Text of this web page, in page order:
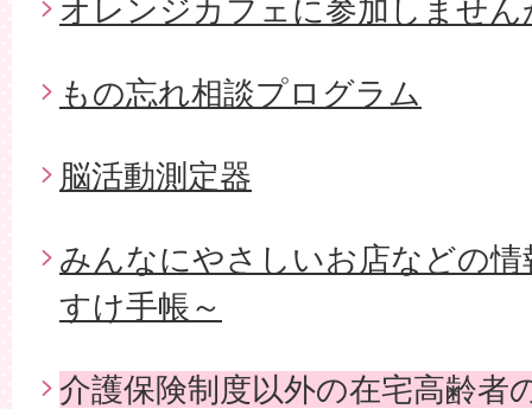
オレンジカフェに参加しません
もの忘れ相談プログラム
脳活動測定器
みんなにやさしいお店などの
すけ手帳～
介護保険制度以外の在宅高齢者